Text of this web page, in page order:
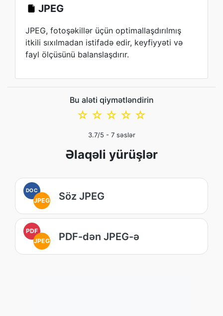
JPEG
JPEG, fotoşəkillər üçün optimallaşdırılmış
itkili sıxılmadan istifadə edir, keyfiyyəti və
fayl ölçüsünü balanslaşdırır.
Bu aləti qiymətləndirin
☆
☆
☆
☆
☆
3.7/5 - 7səslər
Əlaqəli yürüşlər
DOC
JPEG Söz JPEG
PDF
JPEG
PDF-dən JPEG-ə